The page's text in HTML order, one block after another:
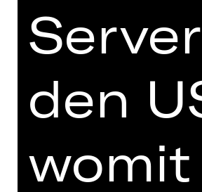
Bühnenbilds zum
Mit „Pulcinella“ (UA), einer
Neuinterpretation von
bahnbrechender
Siegal seine
dem Erbe der Ballets
„Epiphanie“, wie
sagte, die die
späten
den
womit